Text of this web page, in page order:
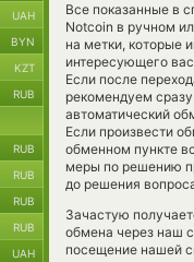
Все показанные в
Notcoin в ручном
на метки, которые
интересующего
Если после
рекомендуем
автоматический
Если произвести
обменном пункте
меры по решению
до решения
Зачастую
обмена через наш
посещение нашей
UAH
BYN
KZT
RUB
RUB
RUB
RUB
RUB
UAH